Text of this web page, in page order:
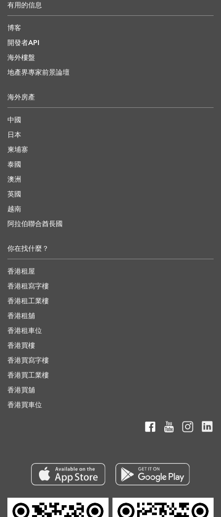
有用的信息
博客
開發者API
海外樓盤
地產界專家前景論壇
海外房產
中國
日本
柬埔寨
泰國
澳洲
英國
越南
阿拉伯聯合酋長國
你在找什麼？
香港租屋
香港租寫字樓
香港租工業樓
香港租舖
香港租車位
香港買樓
香港買寫字樓
香港買工業樓
香港買舖
香港買車位